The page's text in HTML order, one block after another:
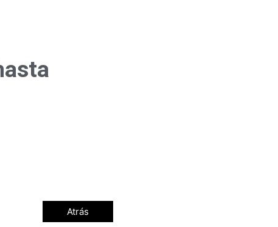
Atrás